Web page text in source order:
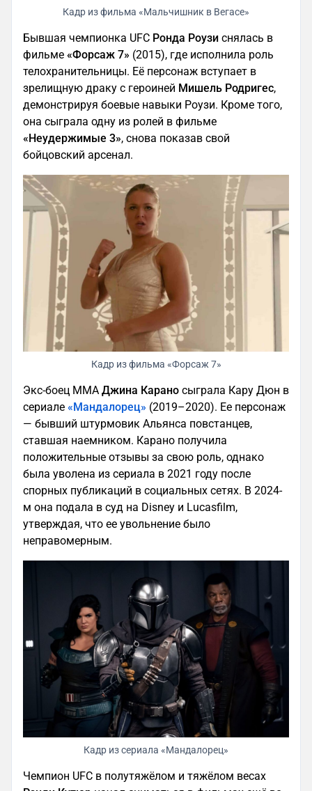
Кадр из фильма «Мальчишник в Вегасе»
Бывшая чемпионка UFC Ронда Роузи снялась в
фильме «Форсаж 7» (2015), где исполнила роль
телохранительницы. Её персонаж вступает в
зрелищную драку с героиней Мишель Родригес,
демонстрируя боевые навыки Роузи. Кроме того,
она сыграла одну из ролей в фильме
«Неудержимые 3», снова показав свой
бойцовский арсенал.
Кадр из фильма «Форсаж 7»
Экс-боец MMA Джина Карано сыграла Кару Дюн в
сериале «Мандалорец» (2019–2020). Ее персонаж
— бывший штурмовик Альянса повстанцев,
ставшая наемником. Карано получила
положительные отзывы за свою роль, однако
была уволена из сериала в 2021 году после
спорных публикаций в социальных сетях. В 2024-
м она подала в суд на Disney и Lucasfilm,
утверждая, что ее увольнение было
неправомерным.
Кадр из сериала «Мандалорец»
Чемпион UFC в полутяжёлом и тяжёлом весах